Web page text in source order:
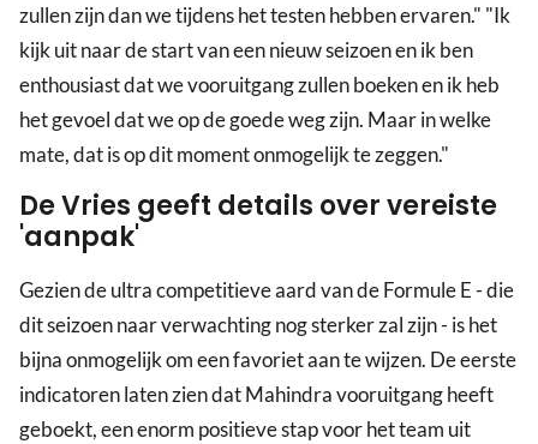
zullen zijn dan we tijdens het testen hebben ervaren." "Ik
kijk uit naar de start van een nieuw seizoen en ik ben
enthousiast dat we vooruitgang zullen boeken en ik heb
het gevoel dat we op de goede weg zijn. Maar in welke
mate, dat is op dit moment onmogelijk te zeggen."
De Vries geeft details over vereiste
'aanpak'
Gezien de ultra competitieve aard van de Formule E - die
dit seizoen naar verwachting nog sterker zal zijn - is het
bijna onmogelijk om een favoriet aan te wijzen. De eerste
indicatoren laten zien dat Mahindra vooruitgang heeft
geboekt, een enorm positieve stap voor het team uit